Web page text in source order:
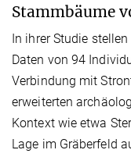
Stammbäume
In ihrer Studie
Daten von 94
Verbindung mit
erweiterten
Kontext wie etwa
Lage im Gräberfeld